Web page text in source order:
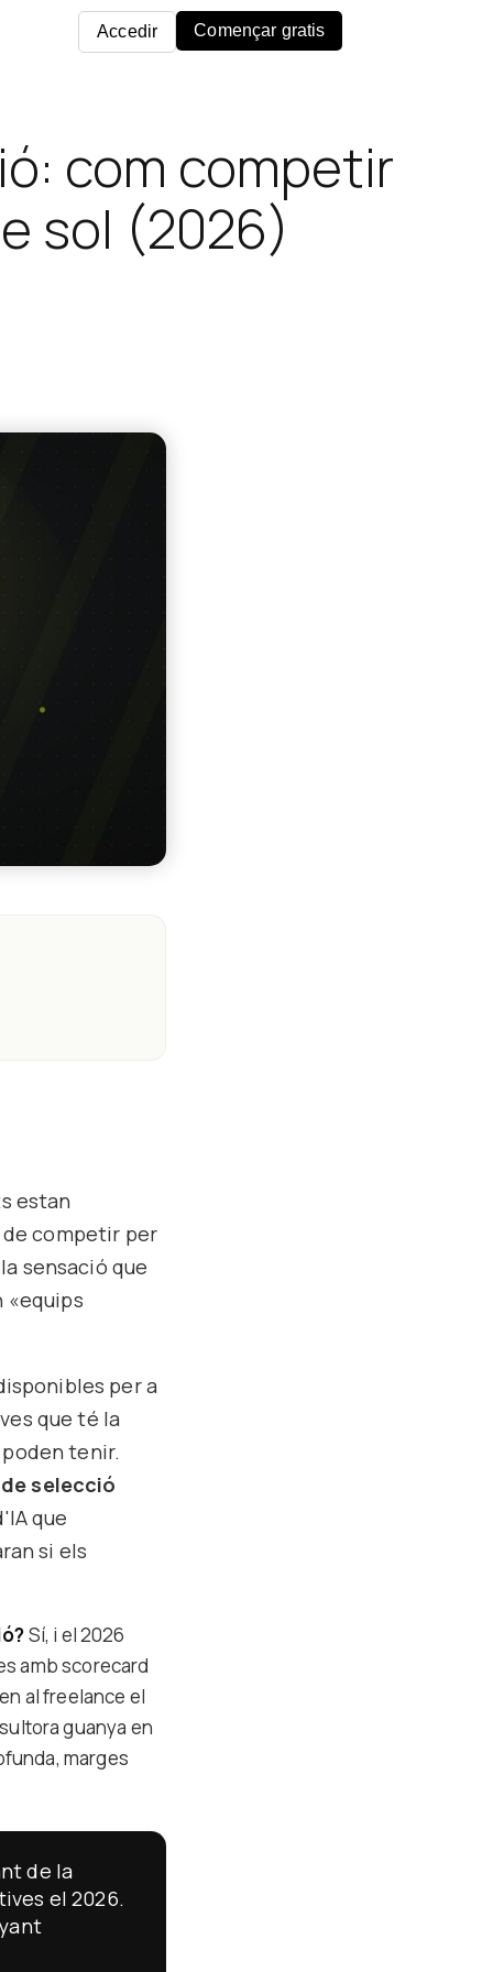
Accedir Començar gratis
com competir
sol (2026)
estan
competir per
sensació que
«equips
per a
que té la
tenir.
selecció
que
si els
Sí, i el 2026
amb scorecard
al freelance el
guanya en
marges
de la
el 2026.